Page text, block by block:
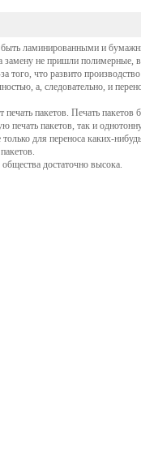
ламинированными и
не пришли полимерные,
того, что развито
а, следовательно, и
пакетов. Печать пакетов
печать пакетов, так и
для переноса каких-
достаточно высока.